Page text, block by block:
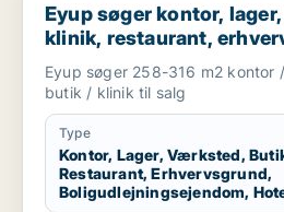
Eyup søger kontor,
klinik, restaurant,
boligudlejningsejendom,
produktionslokaler eller
Esbjerg Centrum,
N m.fl.
Eyup søger 258-316 m2
butik / klinik til salg
Type
Kontor, Lager, Værksted,
Restaurant, Erhvervsgrund,
Boligudlejningsejendom,